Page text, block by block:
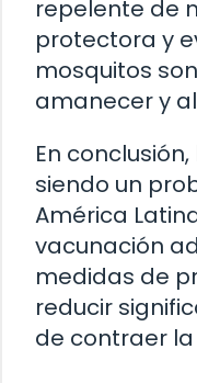
repelente de
protectora y
mosquitos
amanecer y
En
siendo un
América
vacunación
medidas de
reducir
de contraer